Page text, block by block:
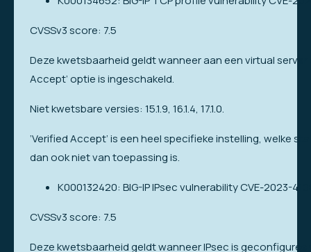
CVSSv3 score: 7.5
Deze kwetsbaarheid geldt wanneer aan een virtual
Accept’ optie is ingeschakeld.
Niet kwetsbare versies: 15.1.9, 16.1.4, 17.1.0.
‘Verified Accept’ is een heel specifieke instelling, welke
dan ook niet van toepassing is.
K000132420: BIG-IP IPsec vulnerability CVE-2023-
CVSSv3 score: 7.5
Deze kwetsbaarheid geldt wanneer IPsec is